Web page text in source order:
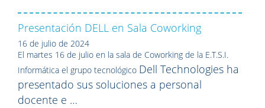
Presentación DELL en Sala Coworking
16 de julio de 2024
El martes 16 de julio en la sala de Coworking de la E.T.S.I.
Informática el grupo tecnológico Dell Technologies ha
presentado sus soluciones a personal
docente e …